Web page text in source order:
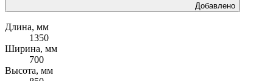
Добавлено
Длина, мм
1350
Ширина, мм
700
Высота, мм